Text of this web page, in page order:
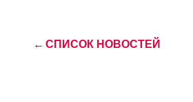
← СПИСОК НОВОСТЕЙ